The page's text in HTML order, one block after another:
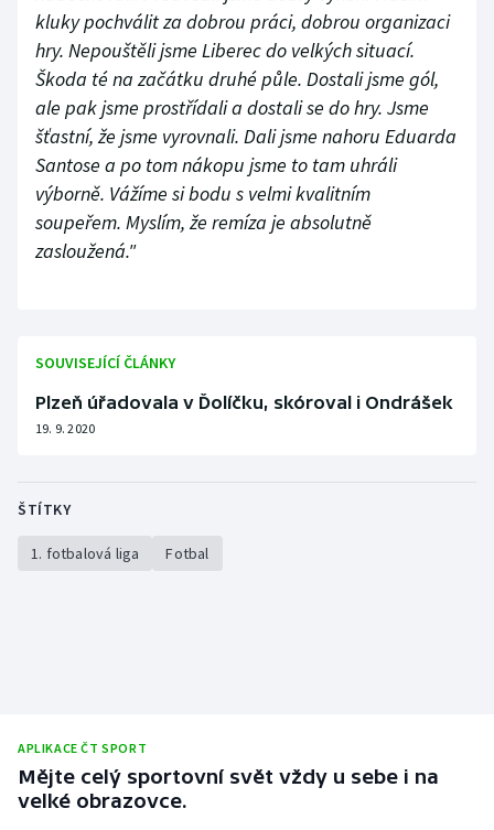
kluky pochválit za dobrou práci, dobrou organizaci
hry. Nepouštěli jsme Liberec do velkých situací.
Škoda té na začátku druhé půle. Dostali jsme gól,
ale pak jsme prostřídali a dostali se do hry. Jsme
šťastní, že jsme vyrovnali. Dali jsme nahoru Eduarda
Santose a po tom nákopu jsme to tam uhráli
výborně. Vážíme si bodu s velmi kvalitním
soupeřem. Myslím, že remíza je absolutně
zasloužená."
SOUVISEJÍCÍ ČLÁNKY
Plzeň úřadovala v Ďolíčku, skóroval i Ondrášek
19. 9. 2020
ŠTÍTKY
1. fotbalová liga Fotbal
APLIKACE ČT SPORT
Mějte celý sportovní svět vždy u sebe i na
velké obrazovce.